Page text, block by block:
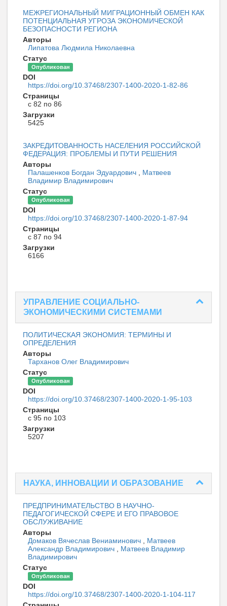
МЕЖРЕГИОНАЛЬНЫЙ МИГРАЦИОННЫЙ ОБМЕН КАК
ПОТЕНЦИАЛЬНАЯ УГРОЗА ЭКОНОМИЧЕСКОЙ
БЕЗОПАСНОСТИ РЕГИОНА
Авторы
Липатова Людмила Николаевна
Статус
Опубликован
DOI
https://doi.org/10.37468/2307-1400-2020-1-82-86
Страницы
с 82 по 86
Загрузки
5425
ЗАКРЕДИТОВАННОСТЬ НАСЕЛЕНИЯ РОССИЙСКОЙ
ФЕДЕРАЦИЯ: ПРОБЛЕМЫ И ПУТИ РЕШЕНИЯ
Авторы
Палашенков Богдан Эдуардович
Матвеев
Владимир Владимирович
Статус
Опубликован
DOI
https://doi.org/10.37468/2307-1400-2020-1-87-94
Страницы
с 87 по 94
Загрузки
6166
УПРАВЛЕНИЕ СОЦИАЛЬНО-
ЭКОНОМИЧЕСКИМИ СИСТЕМАМИ
ПОЛИТИЧЕСКАЯ ЭКОНОМИЯ: ТЕРМИНЫ И
ОПРЕДЕЛЕНИЯ
Авторы
Тарханов Олег Владимирович
Статус
Опубликован
DOI
https://doi.org/10.37468/2307-1400-2020-1-95-103
Страницы
с 95 по 103
Загрузки
5207
НАУКА, ИННОВАЦИИ И ОБРАЗОВАНИЕ
ПРЕДПРИНИМАТЕЛЬСТВО В НАУЧНО-
ПЕДАГОГИЧЕСКОЙ СФЕРЕ И ЕГО ПРАВОВОЕ
ОБСЛУЖИВАНИЕ
Авторы
Домаков Вячеслав Вениаминович
Матвеев
Александр Владимирович
Матвеев Владимир
Владимирович
Статус
Опубликован
DOI
https://doi.org/10.37468/2307-1400-2020-1-104-117